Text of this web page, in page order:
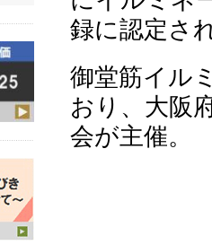
録に認定さ
御堂筋イル
おり、大阪
会が主催。